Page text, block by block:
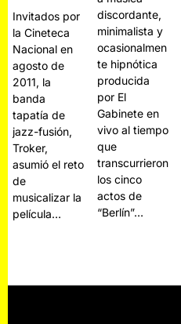
Invitados por
la Cineteca
Nacional en
agosto de
2011, la
banda
tapatía de
jazz-fusión,
Troker,
asumió el reto
de
musicalizar la
película…
discordante,
minimalista y
ocasionalmen
te hipnótica
producida
por El
Gabinete en
vivo al tiempo
que
transcurrieron
los cinco
actos de
“Berlín”…